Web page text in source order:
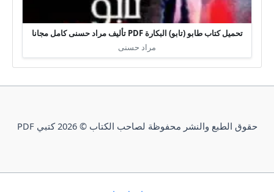
تحميل كتاب طابو (تابو) البكارة PDF تأليف مراد حسنى كامل مجانا
مراد حسنى
حقوق الطبع والنشر محفوظة لصاحب الكتاب © 2026 كتبي PDF